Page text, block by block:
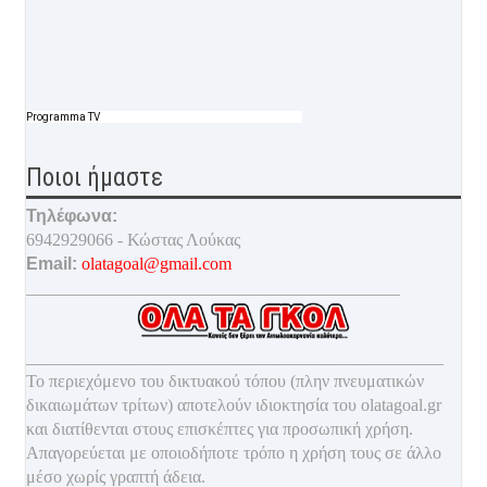
Programma TV
Ποιοι ήμαστε
Τηλέφωνα:
6942929066 - Κώστας Λούκας
Email: olatagoal@gmail.com
Το περιεχόμενο του δικτυακού τόπου (πλην πνευματικών
δικαιωμάτων τρίτων) αποτελούν ιδιοκτησία του olatagoal.gr
και διατίθενται στους επισκέπτες για προσωπική χρήση.
Απαγορεύεται με οποιοδήποτε τρόπο η χρήση τους σε άλλο
μέσο χωρίς γραπτή άδεια.